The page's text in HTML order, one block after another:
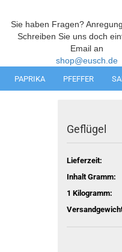
Sie haben Fragen?
Schreiben Sie uns doch
Email an
shop@eusch.de
PAPRIKA PFEFFER
Geflügel
Lieferzeit:
Inhalt Gramm:
1 Kilogramm: